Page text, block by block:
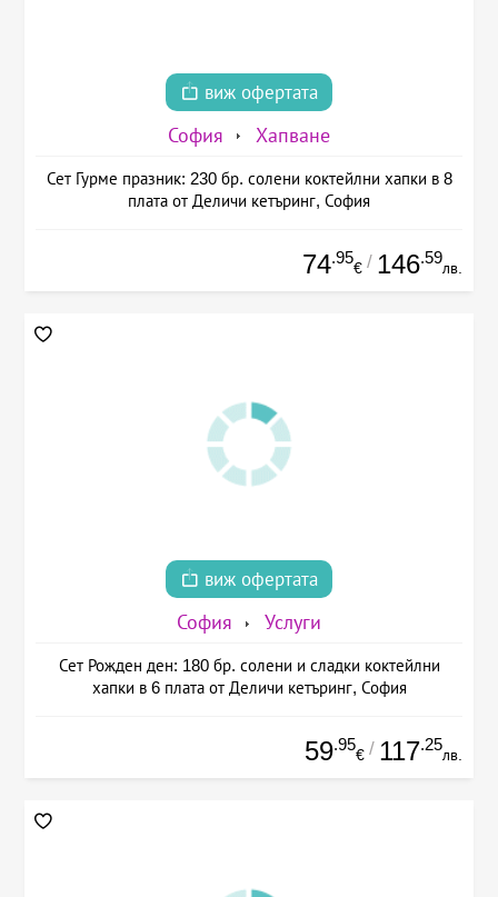
виж офертата
София Хапване
Сет Гурме празник: 230 бр. солени коктейлни хапки в 8
плата от Деличи кетъринг, София
74.95
€ / 146.59
лв.
виж офертата
София Услуги
Сет Рожден ден: 180 бр. солени и сладки коктейлни
хапки в 6 плата от Деличи кетъринг, София
59.95
€ / 117.25
лв.